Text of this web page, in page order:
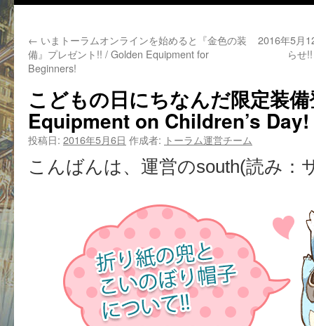
← いまトーラムオンラインを始めると『金色の装
備』プレゼント!! / Golden Equipment for
Beginners!
2016年5月
らせ
こどもの日にちなんだ限定装
Equipment on Children’s Day!
投稿日: 2016年5月6日 作成者: トーラム運営チーム
こんばんは、運営のsouth(読み：